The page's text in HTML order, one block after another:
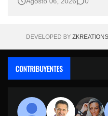
obras no necesitan levantar
DEVELOPED BY ZKREATIONS
CONTRIBUYENTES